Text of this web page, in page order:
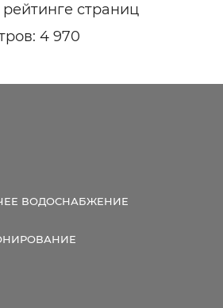
рейтинге страниц
4 970
ВОДОСНАБЖЕНИЕ